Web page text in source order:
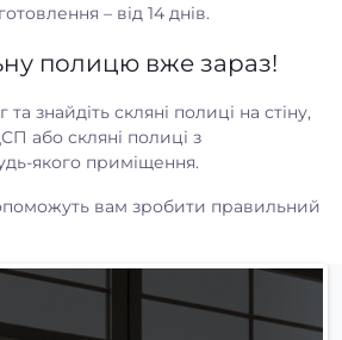
– від 14 днів.
полицю вже зараз!
знайдіть скляні полиці на стіну,
або скляні полиці з
якого приміщення.
вам зробити правильний